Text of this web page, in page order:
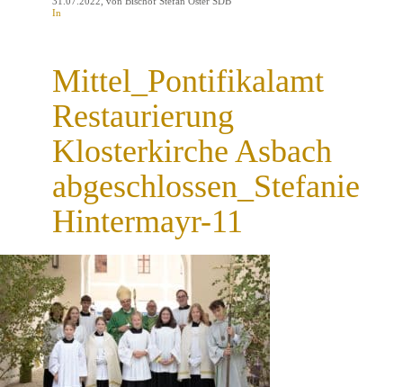
In
Mittel_Pontifikalamt
Restaurierung
Klosterkirche Asbach
abgeschlossen_Stefanie
Hintermayr-11